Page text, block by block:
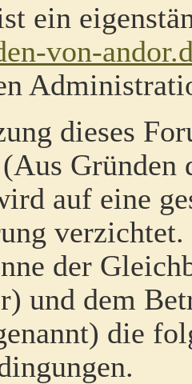
ein
von-
dieses
Gründen
auf eine
der
und dem
die